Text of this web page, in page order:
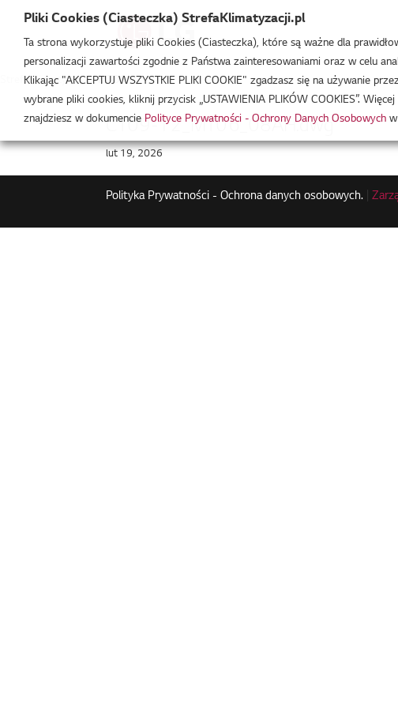
Strefa Klimatyzacji /MT06
CT09-12_MT06_08AH.dwg
lut 19, 2026
Polityka Prywatności - Ochrona danych osobowych. |
Pliki Cookies (Ciasteczka) StrefaKlimatyzacji.pl
Ta strona wykorzystuje pliki Cookies (Ciasteczka), które są ważne dla
personalizacji zawartości zgodnie z Państwa zainteresowaniami oraz w celu
Klikając "AKCEPTUJ WSZYSTKIE PLIKI COOKIE" zgadzasz się na używanie
wybrane pliki cookies, kliknij przycisk „USTAWIENIA PLIKÓW COOKIES”.
znajdziesz w dokumencie Polityce Prywatności - Ochrony Danych Osobowych